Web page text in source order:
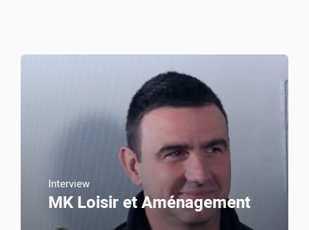
Interview
MK Loisir et Aménagement